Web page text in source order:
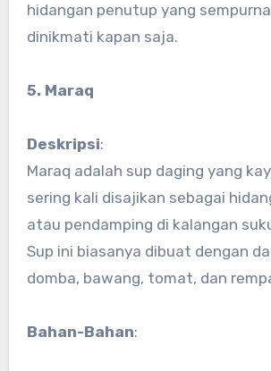
hidangan penutup yang
dinikmati kapan saja.
5. Maraq
Deskripsi:
Maraq adalah sup daging yang
sering kali disajikan sebagai
atau pendamping di kalangan
Sup ini biasanya dibuat dengan
domba, bawang, tomat, dan
Bahan-Bahan: